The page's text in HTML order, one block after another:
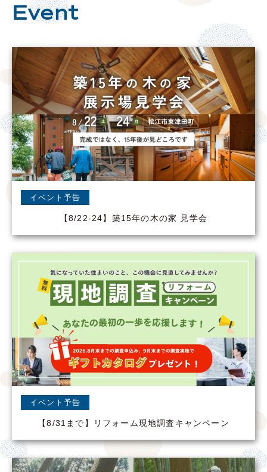
Event
イベント予告
【8/22-24】築15年の木の家 見学会
イベント予告
【8/31まで】リフォーム現地調査キャンペーン